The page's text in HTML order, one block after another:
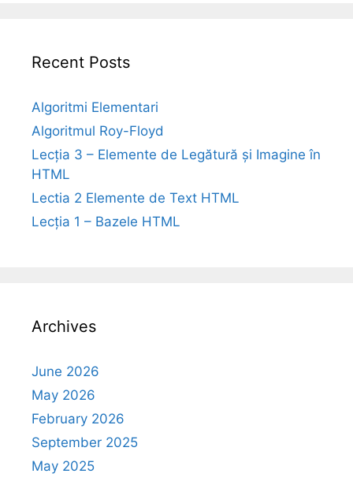
Recent Posts
Algoritmi Elementari
Algoritmul Roy-Floyd
Lecția 3 – Elemente de Legătură și Imagine în
HTML
Lectia 2 Elemente de Text HTML
Lecția 1 – Bazele HTML
Archives
June 2026
May 2026
February 2026
September 2025
May 2025